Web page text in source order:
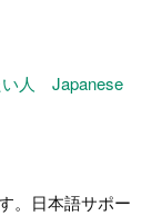
い人 Japanese
。日本語サポー